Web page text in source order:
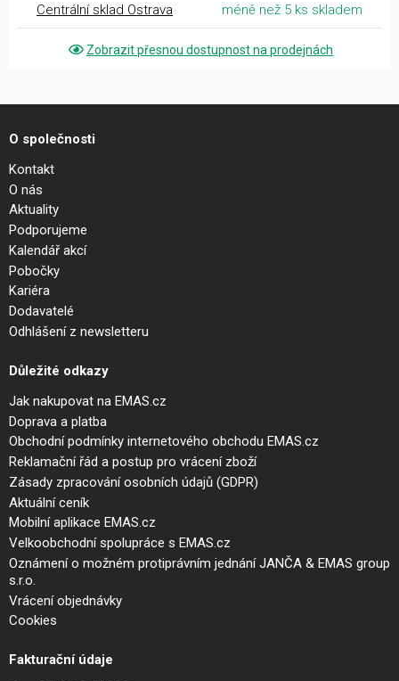
Centrální sklad Ostrava méně než 5 ks skladem
Zobrazit přesnou dostupnost na prodejnách
O společnosti
Kontakt
O nás
Aktuality
Podporujeme
Kalendář akcí
Pobočky
Kariéra
Dodavatelé
Odhlášení z newsletteru
Důležité odkazy
Jak nakupovat na EMAS.cz
Doprava a platba
Obchodní podmínky internetového obchodu EMAS.cz
Reklamační řád a postup pro vrácení zboží
Zásady zpracování osobních údajů (GDPR)
Aktuální ceník
Mobilní aplikace EMAS.cz
Velkoobchodní spolupráce s EMAS.cz
Oznámení o možném protiprávním jednání JANČA & EMAS group
s.r.o.
Vrácení objednávky
Cookies
Fakturační údaje